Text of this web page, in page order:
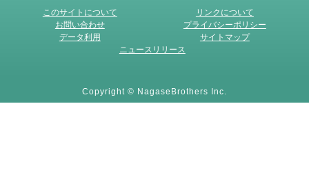
このサイトについて
リンクについて
お問い合わせ
プライバシーポリシー
データ利用
サイトマップ
ニュースリリース
Copyright © NagaseBrothers Inc.